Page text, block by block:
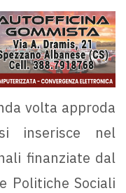
volta approda
inserisce nel
finanziate dal
Politiche Sociali